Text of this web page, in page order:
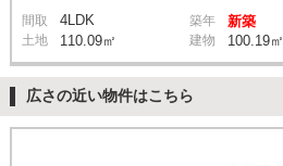
間取 4LDK 築年 新築
土地 110.09㎡ 建物 100.19㎡
広さの近い物件はこちら